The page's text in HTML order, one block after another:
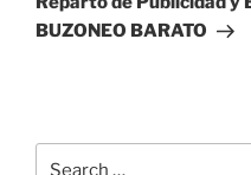
BUZONEO BARATO